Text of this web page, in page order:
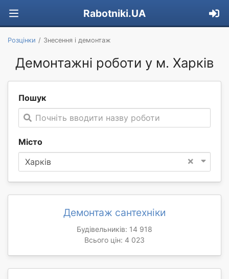
Rabotniki.UA
Розцінки Знесення і демонтаж
Демонтажні роботи у м. Харків
Пошук
Почніть вводити назву роботи
Місто
×
Харків
Демонтаж сантехніки
Будівельників: 14 918
Всього цін: 4 023